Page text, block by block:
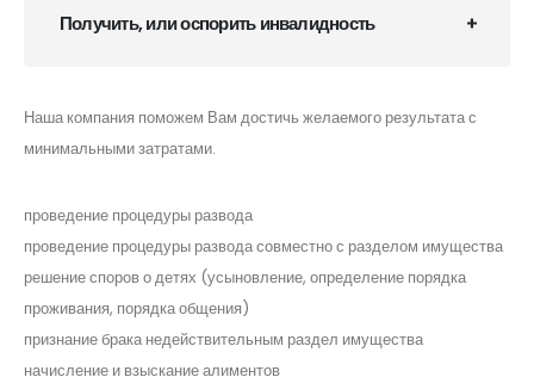
Получить, или оспорить инвалидность
Наша компания поможем Вам достичь желаемого результата с
минимальными затратами.
проведение процедуры развода
проведение процедуры развода совместно с разделом имущества
решение споров о детях (усыновление, определение порядка
проживания, порядка общения)
признание брака недействительным раздел имущества
начисление и взыскание алиментов